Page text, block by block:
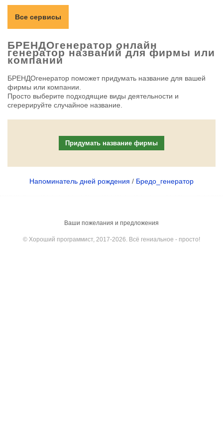
Все сервисы
БРЕНДОгенератор онлайн
генератор названий для фирмы или
компании
БРЕНДОгенератор поможет придумать название для вашей
фирмы или компании.
Просто выберите подходящие виды деятельности и
сгерерируйте случайное название.
Придумать название фирмы
Напоминатель дней рождения / Бредо_генератор
Ваши пожелания и предложения
© Хороший программист, 2017-2026. Всё гениальное - просто!